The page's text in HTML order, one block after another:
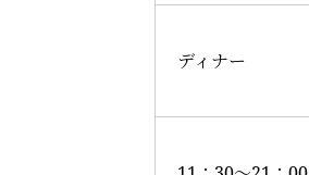
ディナー